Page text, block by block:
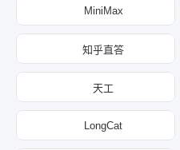
MiniMax
知乎直答
天工
LongCat